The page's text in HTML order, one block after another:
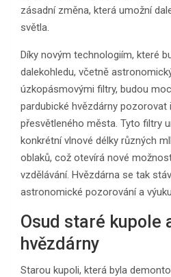
zásadní změna, která umožní
světla.
Díky novým technologiím, které
dalekohledu, včetně
úzkopásmovými filtry, budou
pardubické hvězdárny pozorovat
přesvětleného města. Tyto filtry
konkrétní vlnové délky různých
oblaků, což otevírá nové
vzdělávání. Hvězdárna se tak
astronomické pozorování a
Osud staré kupole
hvězdárny
Starou kupoli, která byla